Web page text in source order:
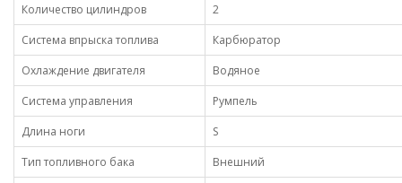
Количество цилиндров
2
Система впрыска топлива
Карбюратор
Охлаждение двигателя
Водяное
Система управления
Румпель
Длина ноги
S
Тип топливного бака
Внешний